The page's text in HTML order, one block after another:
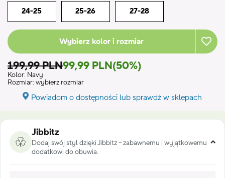
24-25 25-26 27-28
Wybierz kolor i rozmiar
199,99 PLN99,99 PLN(50%)
Kolor: Navy
Rozmiar: wybierz rozmiar
Powiadom o dostępności lub sprawdź w sklepach
Jibbitz
Dodaj swój styl dzięki Jibbitz – zabawnemu i wyjątkowemu
dodatkowi do obuwia.